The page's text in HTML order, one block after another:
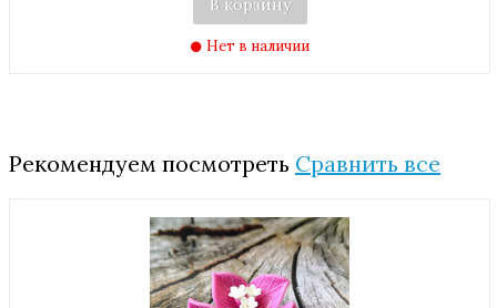
В корзину
Нет в наличии
Рекомендуем посмотреть Сравнить все